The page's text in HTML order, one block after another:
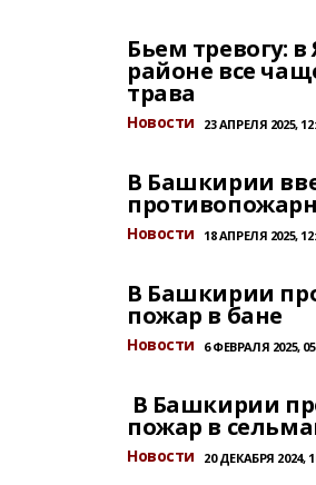
Бьем тревогу:
районе все
трава
Новости 23 АПРЕЛЯ 2025,
В Башкирии
Новости 18 АПРЕЛЯ 2025,
В Башкирии
пожар в бане
Новости 6 ФЕВРАЛЯ 2025,
В Башкирии
пожар в
Новости 20 ДЕКАБРЯ 2024,